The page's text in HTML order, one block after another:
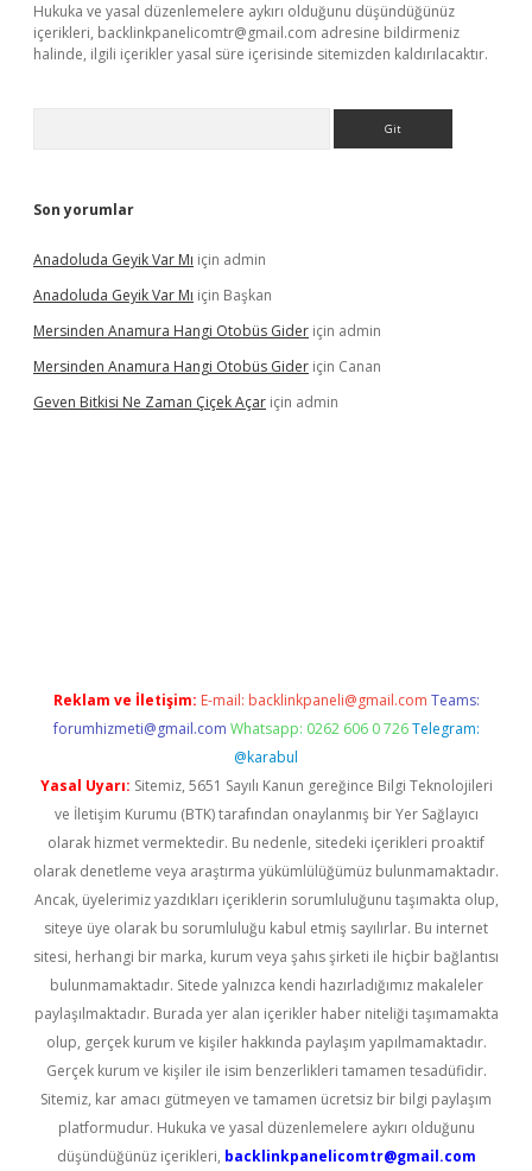
Hukuka ve yasal düzenlemelere aykırı olduğunu düşündüğünüz
içerikleri, backlinkpanelicomtr@gmail.com adresine bildirmeniz
halinde, ilgili içerikler yasal süre içerisinde sitemizden kaldırılacaktır.
Son yorumlar
Anadoluda Geyik Var Mı için admin
Anadoluda Geyik Var Mı için Başkan
Mersinden Anamura Hangi Otobüs Gider için admin
Mersinden Anamura Hangi Otobüs Gider için Canan
Geven Bitkisi Ne Zaman Çiçek Açar için admin
Reklam ve İletişim: E-mail: backlinkpaneli@gmail.com Teams:
forumhizmeti@gmail.com Whatsapp: 0262 606 0 726 Telegram:
@karabul
Yasal Uyarı: Sitemiz, 5651 Sayılı Kanun gereğince Bilgi Teknolojileri
ve İletişim Kurumu (BTK) tarafından onaylanmış bir Yer Sağlayıcı
olarak hizmet vermektedir. Bu nedenle, sitedeki içerikleri proaktif
olarak denetleme veya araştırma yükümlülüğümüz bulunmamaktadır.
Ancak, üyelerimiz yazdıkları içeriklerin sorumluluğunu taşımakta olup,
siteye üye olarak bu sorumluluğu kabul etmiş sayılırlar. Bu internet
sitesi, herhangi bir marka, kurum veya şahıs şirketi ile hiçbir bağlantısı
bulunmamaktadır. Sitede yalnızca kendi hazırladığımız makaleler
paylaşılmaktadır. Burada yer alan içerikler haber niteliği taşımamakta
olup, gerçek kurum ve kişiler hakkında paylaşım yapılmamaktadır.
Gerçek kurum ve kişiler ile isim benzerlikleri tamamen tesadüfidir.
Sitemiz, kar amacı gütmeyen ve tamamen ücretsiz bir bilgi paylaşım
platformudur. Hukuka ve yasal düzenlemelere aykırı olduğunu
düşündüğünüz içerikleri, backlinkpanelicomtr@gmail.com